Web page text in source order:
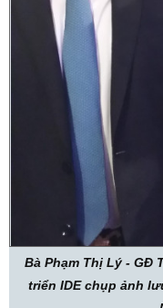
Bà Phạm Thị Lý - GĐ
triển IDE chụp ảnh